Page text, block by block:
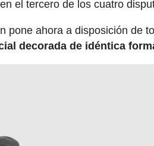
el tercero de los cuatro
pone ahora a disposición de
decorada de idéntica